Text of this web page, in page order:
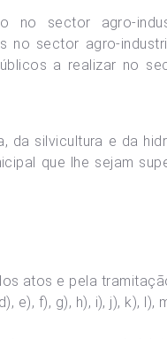
no sector agro-
no sector agro-
a realizar no
da silvicultura e da
que lhe sejam
atos e pela
f), g), h), i), j), k), l),